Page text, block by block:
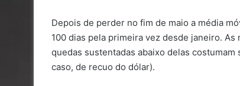
Depois de perder no fim de maio a média
100 dias pela primeira vez desde janeiro.
quedas sustentadas abaixo delas
caso, de recuo do dólar).